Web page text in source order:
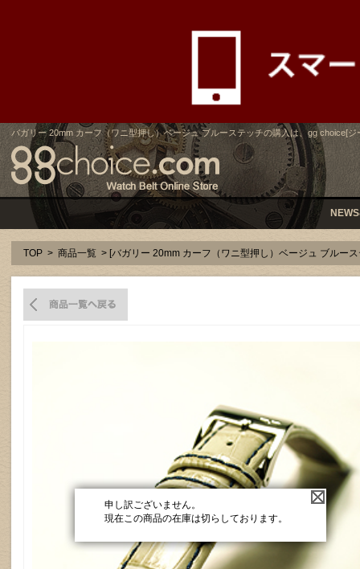
バガリー 20mm カーフ（ワニ型押し）ベージュ ブルーステッチの購入は、gg choice[ジ
TOP > 商品一覧 > [バガリー 20mm カーフ（ワニ型押し）ベージュ ブルー
申し訳ございません。
現在この商品の在庫は切らしております。